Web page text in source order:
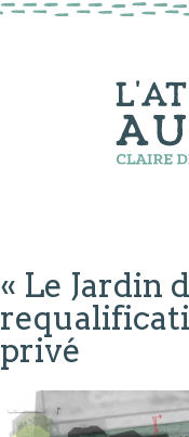
« Le Jardin
privé